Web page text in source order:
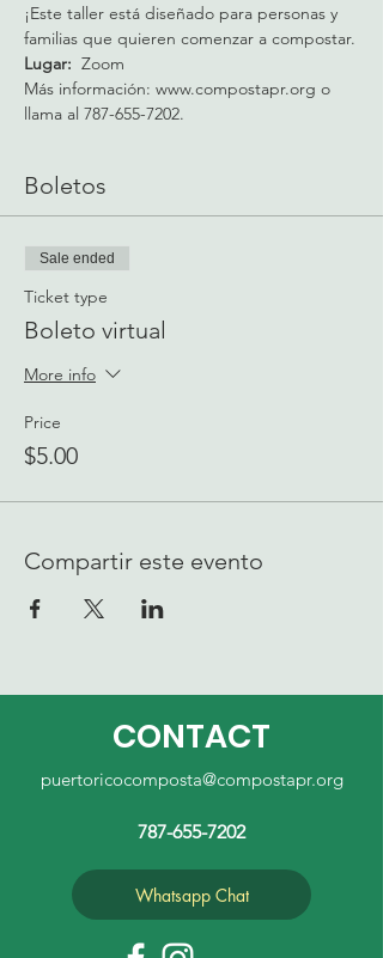
¡Este taller está diseñado para personas y
familias que quieren comenzar a compostar.
Lugar: Zoom
Más información: www.compostapr.org o
llama al 787-655-7202.
Boletos
Sale ended
Ticket type
Boleto virtual
More info
Price
$5.00
Compartir este evento
CONTACT
puertoricocomposta@compostapr.org
787-655-7202
Whatsapp Chat